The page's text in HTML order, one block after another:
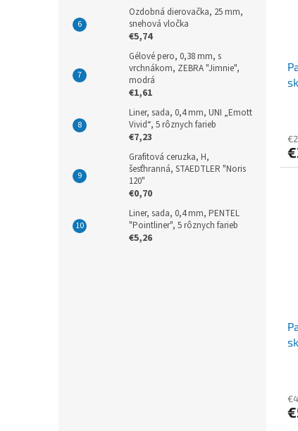
Ozdobná dierovačka, 25 mm,
snehová vločka
€5,74
Gélové pero, 0,38 mm, s
vrchnákom, ZEBRA "Jimnie",
modrá
€1,61
Liner, sada, 0,4 mm, UNI „Emott
Vivid“, 5 rôznych farieb
€7,23
Grafitová ceruzka, H,
šesťhranná, STAEDTLER "Noris
120"
€0,70
Liner, sada, 0,4 mm, PENTEL
"Pointliner", 5 rôznych farieb
€5,26